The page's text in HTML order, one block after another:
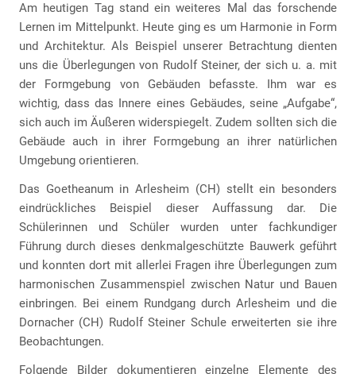
Am heutigen Tag stand ein weiteres Mal das forschende
Lernen im Mittelpunkt. Heute ging es um Harmonie in Form
und Architektur. Als Beispiel unserer Betrachtung dienten
uns die Überlegungen von Rudolf Steiner, der sich u. a. mit
der Formgebung von Gebäuden befasste. Ihm war es
wichtig, dass das Innere eines Gebäudes, seine „Aufgabe“,
sich auch im Äußeren widerspiegelt. Zudem sollten sich die
Gebäude auch in ihrer Formgebung an ihrer natürlichen
Umgebung orientieren.
Das Goetheanum in Arlesheim (CH) stellt ein besonders
eindrückliches Beispiel dieser Auffassung dar. Die
Schülerinnen und Schüler wurden unter fachkundiger
Führung durch dieses denkmalgeschützte Bauwerk geführt
und konnten dort mit allerlei Fragen ihre Überlegungen zum
harmonischen Zusammenspiel zwischen Natur und Bauen
einbringen. Bei einem Rundgang durch Arlesheim und die
Dornacher (CH) Rudolf Steiner Schule erweiterten sie ihre
Beobachtungen.
Folgende Bilder dokumentieren einzelne Elemente des